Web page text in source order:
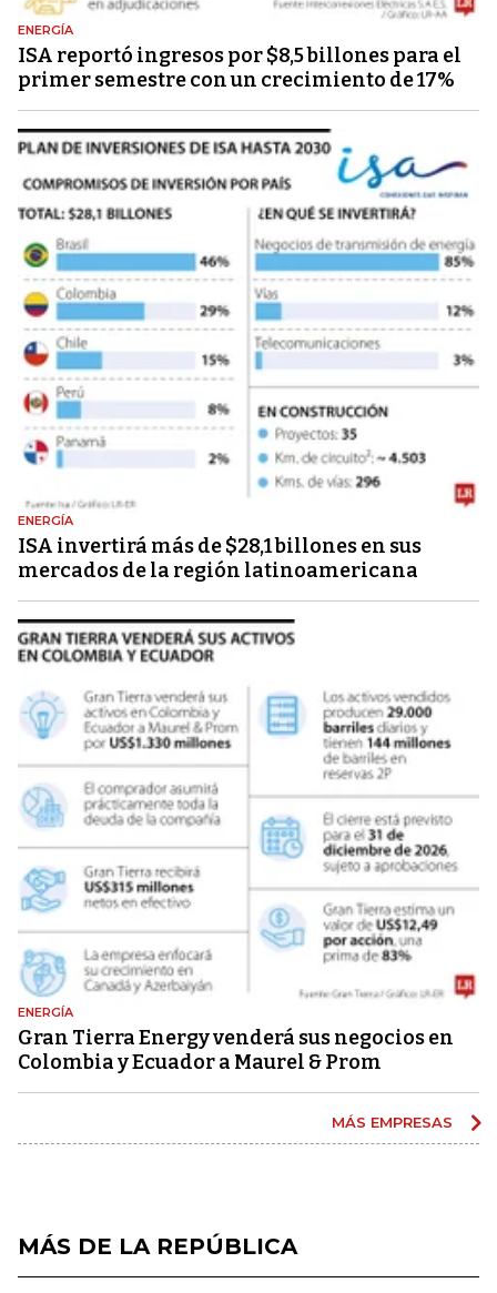
ENERGÍA
ISA reportó ingresos por $8,5 billones para el
primer semestre con un crecimiento de 17%
ENERGÍA
ISA invertirá más de $28,1 billones en sus
mercados de la región latinoamericana
ENERGÍA
Gran Tierra Energy venderá sus negocios en
Colombia y Ecuador a Maurel & Prom
MÁS EMPRESAS
MÁS DE LA REPÚBLICA